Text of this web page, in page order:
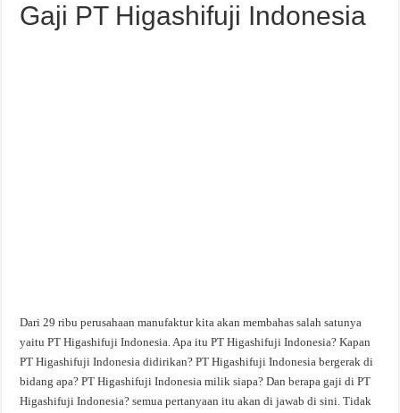
Gaji PT Higashifuji Indonesia
Dari 29 ribu perusahaan manufaktur kita akan membahas salah satunya
yaitu PT Higashifuji Indonesia. Apa itu PT Higashifuji Indonesia? Kapan
PT Higashifuji Indonesia didirikan? PT Higashifuji Indonesia bergerak di
bidang apa? PT Higashifuji Indonesia milik siapa? Dan berapa gaji di PT
Higashifuji Indonesia? semua pertanyaan itu akan di jawab di sini. Tidak